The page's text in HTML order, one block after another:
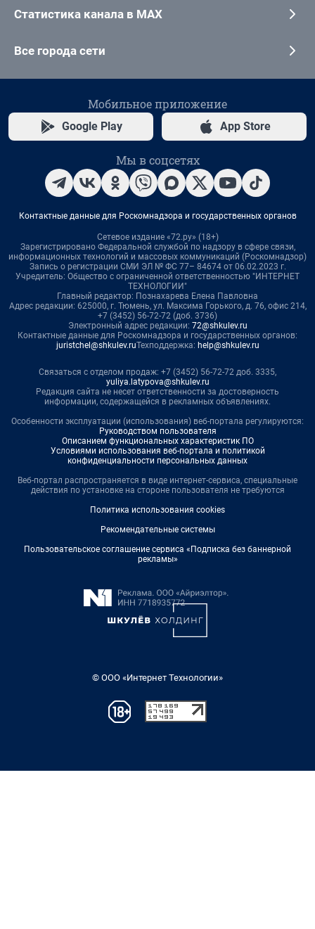
Статистика канала в MAX
Все города сети
Мобильное приложение
Google Play App Store
Мы в соцсетях
Контактные данные для Роскомнадзора и государственных органов
Сетевое издание «72.ру» (18+)
Зарегистрировано Федеральной службой по надзору в сфере связи,
информационных технологий и массовых коммуникаций (Роскомнадзор)
Запись о регистрации СМИ ЭЛ № ФС 77– 84674 от 06.02.2023 г.
Учредитель: Общество с ограниченной ответственностью "ИНТЕРНЕТ
ТЕХНОЛОГИИ"
Главный редактор: Познахарева Елена Павловна
Адрес редакции: 625000, г. Тюмень, ул. Максима Горького, д. 76, офис 214,
+7 (3452) 56-72-72 (доб. 3736)
Электронный адрес редакции: 72@shkulev.ru
Контактные данные для Роскомнадзора и государственных органов:
juristchel@shkulev.ruТехподдержка: help@shkulev.ru
Связаться с отделом продаж: +7 (3452) 56-72-72 доб. 3335,
yuliya.latypova@shkulev.ru
Редакция сайта не несет ответственности за достоверность
информации, содержащейся в рекламных объявлениях.
Особенности эксплуатации (использования) веб-портала регулируются:
Руководством пользователя
Описанием функциональных характеристик ПО
Условиями использования веб-портала и политикой
конфиденциальности персональных данных
Веб-портал распространяется в виде интернет-сервиса, специальные
действия по установке на стороне пользователя не требуются
Политика использования cookies
Рекомендательные системы
Пользовательское соглашение сервиса «Подписка без баннерной
рекламы»
© ООО «Интернет Технологии»